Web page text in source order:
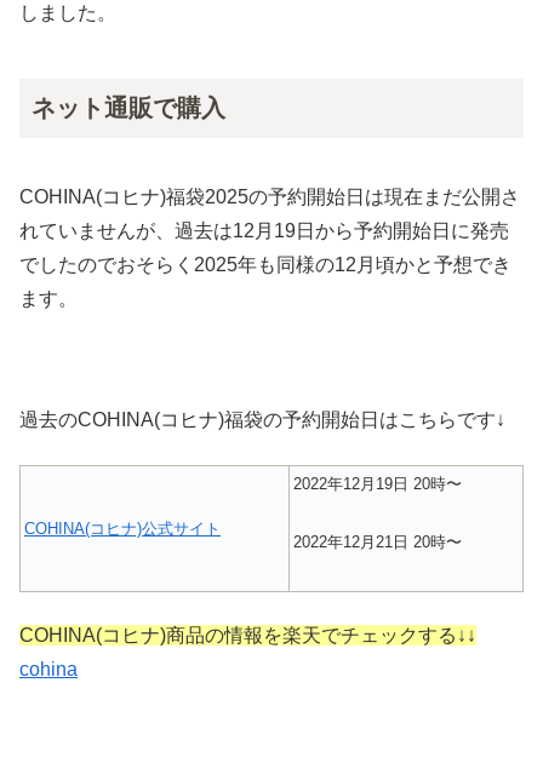
しました。
ネット通販で購入
COHINA(コヒナ)福袋2025の予約開始日は現在まだ公開さ
れていませんが、過去は12月19日から予約開始日に発売
でしたのでおそらく2025年も同様の12月頃かと予想でき
ます。
過去のCOHINA(コヒナ)福袋の予約開始日はこちらです↓
COHINA(コヒナ)公式サイト
2022年12月19日 20時〜
2022年12月21日 20時〜
COHINA(コヒナ)商品の情報を楽天でチェックする↓↓
cohina